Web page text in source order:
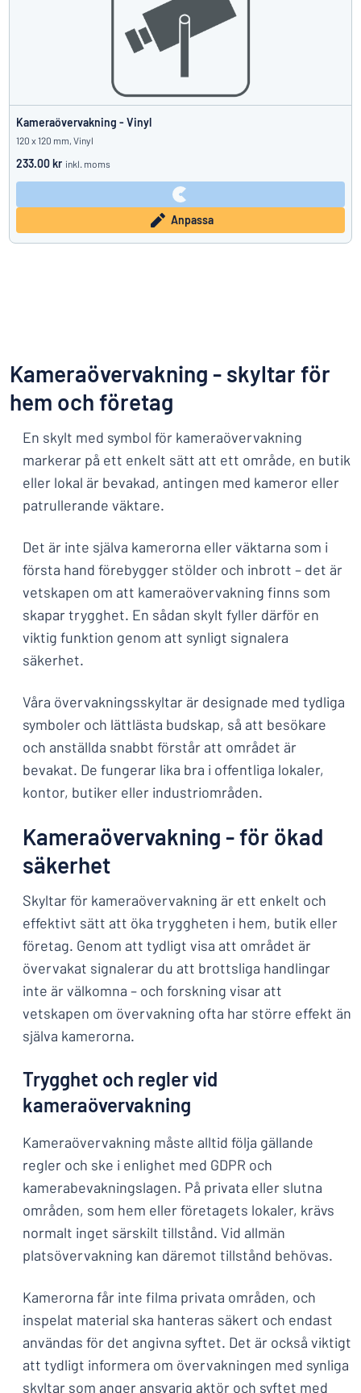
Kameraövervakning - Vinyl
120 x 120 mm, Vinyl
233.00 kr inkl. moms
Anpassa
Kameraövervakning - skyltar för
hem och företag
En skylt med symbol för kameraövervakning
markerar på ett enkelt sätt att ett område, en butik
eller lokal är bevakad, antingen med kameror eller
patrullerande väktare.
Det är inte själva kamerorna eller väktarna som i
första hand förebygger stölder och inbrott – det är
vetskapen om att kameraövervakning finns som
skapar trygghet. En sådan skylt fyller därför en
viktig funktion genom att synligt signalera
säkerhet.
Våra övervakningsskyltar är designade med tydliga
symboler och lättlästa budskap, så att besökare
och anställda snabbt förstår att området är
bevakat. De fungerar lika bra i offentliga lokaler,
kontor, butiker eller industriområden.
Kameraövervakning - för ökad
säkerhet
Skyltar för kameraövervakning är ett enkelt och
effektivt sätt att öka tryggheten i hem, butik eller
företag. Genom att tydligt visa att området är
övervakat signalerar du att brottsliga handlingar
inte är välkomna – och forskning visar att
vetskapen om övervakning ofta har större effekt än
själva kamerorna.
Trygghet och regler vid
kameraövervakning
Kameraövervakning måste alltid följa gällande
regler och ske i enlighet med GDPR och
kamerabevakningslagen. På privata eller slutna
områden, som hem eller företagets lokaler, krävs
normalt inget särskilt tillstånd. Vid allmän
platsövervakning kan däremot tillstånd behövas.
Kamerorna får inte filma privata områden, och
inspelat material ska hanteras säkert och endast
användas för det angivna syftet. Det är också viktigt
att tydligt informera om övervakningen med synliga
skyltar som anger ansvarig aktör och syftet med